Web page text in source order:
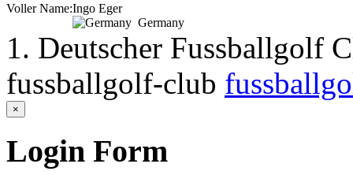
Voller Name:Ingo Eger
Germany
1. Deutscher Fussballgolf
fussballgolf-club
×
Login Form